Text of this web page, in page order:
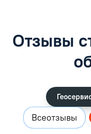
Отзывы
Всеотзывы